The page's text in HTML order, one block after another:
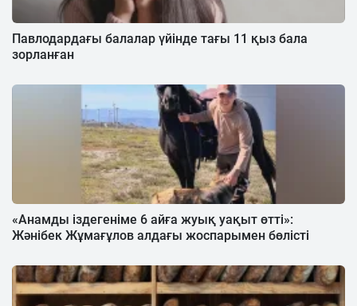
Павлодардағы балалар үйінде тағы 11 қыз бала
зорланған
«Анамды іздегеніме 6 айға жуық уақыт өтті»:
Жәнібек Жұмағұлов алдағы жоспарымен бөлісті